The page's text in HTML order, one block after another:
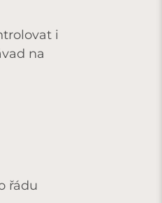
i
na
řádu